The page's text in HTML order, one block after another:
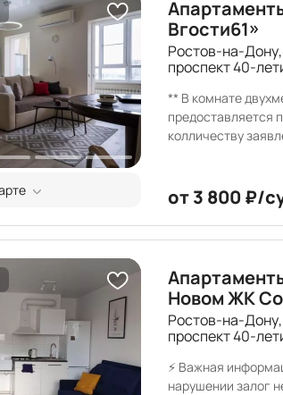
Вгости61»
Ростов-на-
проспект 40-
** В комнате
предоставляется
колличеству
,электроплита,
посуда) Чай кофе,
стиральный порошек,
до 4-х
ШУМНЫЕ
! ** Машину можно оставить под домом на не охраняемой
стоянке или на
ВАЖНО ! Командировочным предоставляю договор и чек,
возможна работа с
заселение и до
формате Если Вы
от 3 800 ₽/
Новом ЖК
Ростов-на-
проспект 40-
⚡ Важная информация ✓В наших квартирах не
нарушении залог не